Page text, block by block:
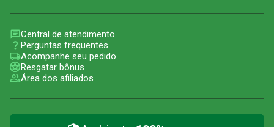
Central de atendimento
Perguntas frequentes
Acompanhe seu pedido
Resgatar bônus
Área dos afiliados